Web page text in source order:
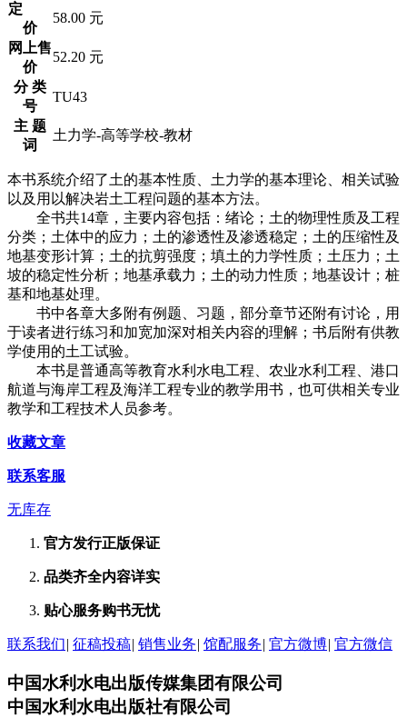
定
价
58.00 元
网上售
价
52.20 元
分 类
号
TU43
主 题
词
土力学-高等学校-教材
本书系统介绍了土的基本性质、土力学的基本理论、相关试验
以及用以解决岩土工程问题的基本方法。
全书共14章，主要内容包括：绪论；土的物理性质及工程
分类；土体中的应力；土的渗透性及渗透稳定；土的压缩性及
地基变形计算；土的抗剪强度；填土的力学性质；土压力；土
坡的稳定性分析；地基承载力；土的动力性质；地基设计；桩
基和地基处理。
书中各章大多附有例题、习题，部分章节还附有讨论，用
于读者进行练习和加宽加深对相关内容的理解；书后附有供教
学使用的土工试验。
本书是普通高等教育水利水电工程、农业水利工程、港口
航道与海岸工程及海洋工程专业的教学用书，也可供相关专业
教学和工程技术人员参考。
收藏文章
联系客服
无库存
官方发行正版保证
品类齐全内容详实
贴心服务购书无忧
联系我们| 征稿投稿| 销售业务| 馆配服务| 官方微博| 官方微信
中国水利水电出版传媒集团有限公司
中国水利水电出版社有限公司